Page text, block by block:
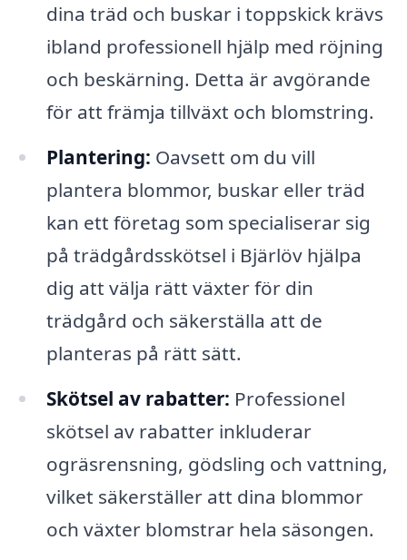
dina träd och buskar i toppskick krävs
ibland professionell hjälp med röjning
och beskärning. Detta är avgörande
för att främja tillväxt och blomstring.
Plantering: Oavsett om du vill
plantera blommor, buskar eller träd
kan ett företag som specialiserar sig
på trädgårdsskötsel i Bjärlöv hjälpa
dig att välja rätt växter för din
trädgård och säkerställa att de
planteras på rätt sätt.
Skötsel av rabatter: Professionel
skötsel av rabatter inkluderar
ogräsrensning, gödsling och vattning,
vilket säkerställer att dina blommor
och växter blomstrar hela säsongen.